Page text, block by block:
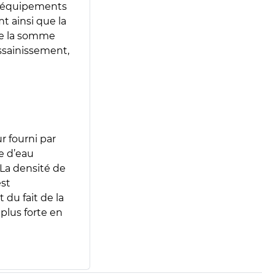
ainsi que la
la somme
fourni par
d’eau
densité de
du fait de la
forte en